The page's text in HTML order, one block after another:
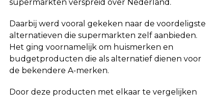
supermarkten verspreid over Nederland.
Daarbij werd vooral gekeken naar de voordeligste
alternatieven die supermarkten zelf aanbieden.
Het ging voornamelijk om huismerken en
budgetproducten die als alternatief dienen voor
de bekendere A-merken.
Door deze producten met elkaar te vergelijken